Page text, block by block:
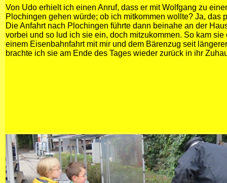
Von Udo erhielt ich einen Anruf, dass er mit Wolfgang zu
Plochingen gehen würde; ob ich mitkommen wollte? Ja, das
Die Anfahrt nach Plochingen führte dann beinahe an der
vorbei und so lud ich sie ein, doch mitzukommen. So kam
einem Eisenbahnfahrt mit mir und dem Bärenzug seit
brachte ich sie am Ende des Tages wieder zurück in ihr